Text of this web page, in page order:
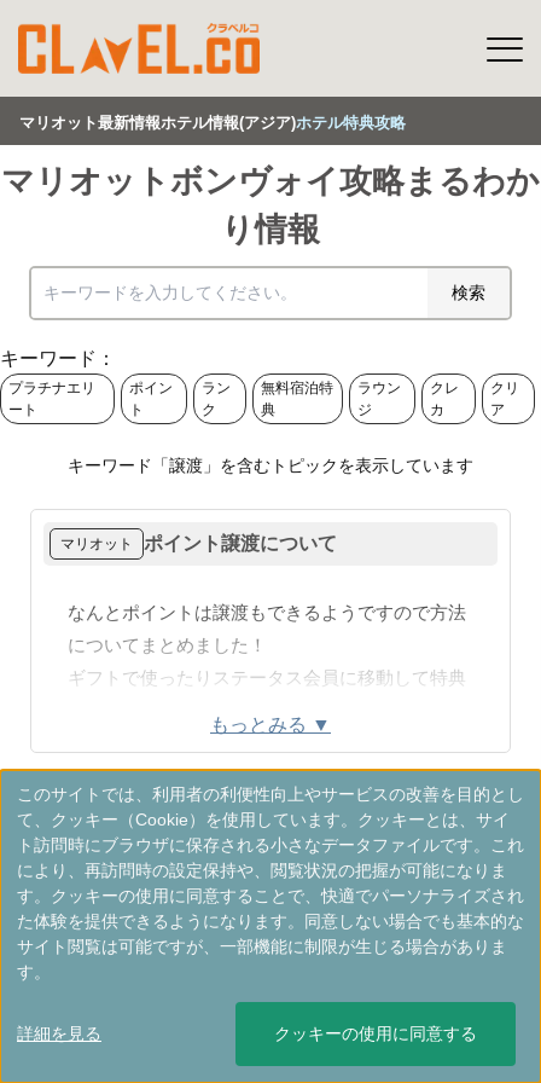
マリオット最新情報ホテル情報(アジア)ホテル特典攻略
マリオットボンヴォイ攻略まるわか
り情報
検索
キーワード：
プラチナエリ
ート
ポイン
ト
ラン
ク
無料宿泊特
典
ラウン
ジ
クレ
カ
クリ
ア
キーワード「 譲渡 」を含むトピックを表示しています
マリオット ポイント譲渡について
なんとポイントは譲渡もできるようですので方法
についてまとめました！
ギフトで使ったりステータス会員に移動して特典
譲渡可
能条件
・双方がマリオット会員（登録から
60日以上経過）
・アカウントが正常状態（過去90日
間に獲得/利用実績あり）
年間上
限
・譲渡側：100,000ポイント
・受取側：500,000ポイント
もっとみる ▼
このサイトでは、利用者の利便性向上やサービスの改善を目的とし
て、クッキー（Cookie）を使用しています。クッキーとは、サイ
ト訪問時にブラウザに保存される小さなデータファイルです。これ
により、再訪問時の設定保持や、閲覧状況の把握が可能になりま
す。クッキーの使用に同意することで、快適でパーソナライズされ
た体験を提供できるようになります。同意しない場合でも基本的な
サイト閲覧は可能ですが、一部機能に制限が生じる場合がありま
す。
詳細を見る クッキーの使用に同意する